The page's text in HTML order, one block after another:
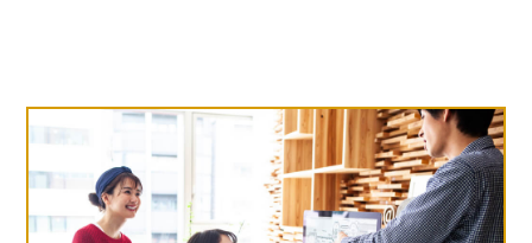
プロフェッショナル×つながる×メディア